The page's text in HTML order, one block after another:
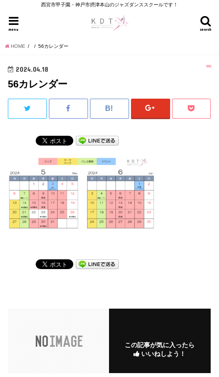
西宮市甲子園・神戸市摂津本山のジャズダンススクールです！
search
menu
HOME 56カレンダー
2024.04.18
56カレンダー
この記事が気に入ったら
いいねしよう！